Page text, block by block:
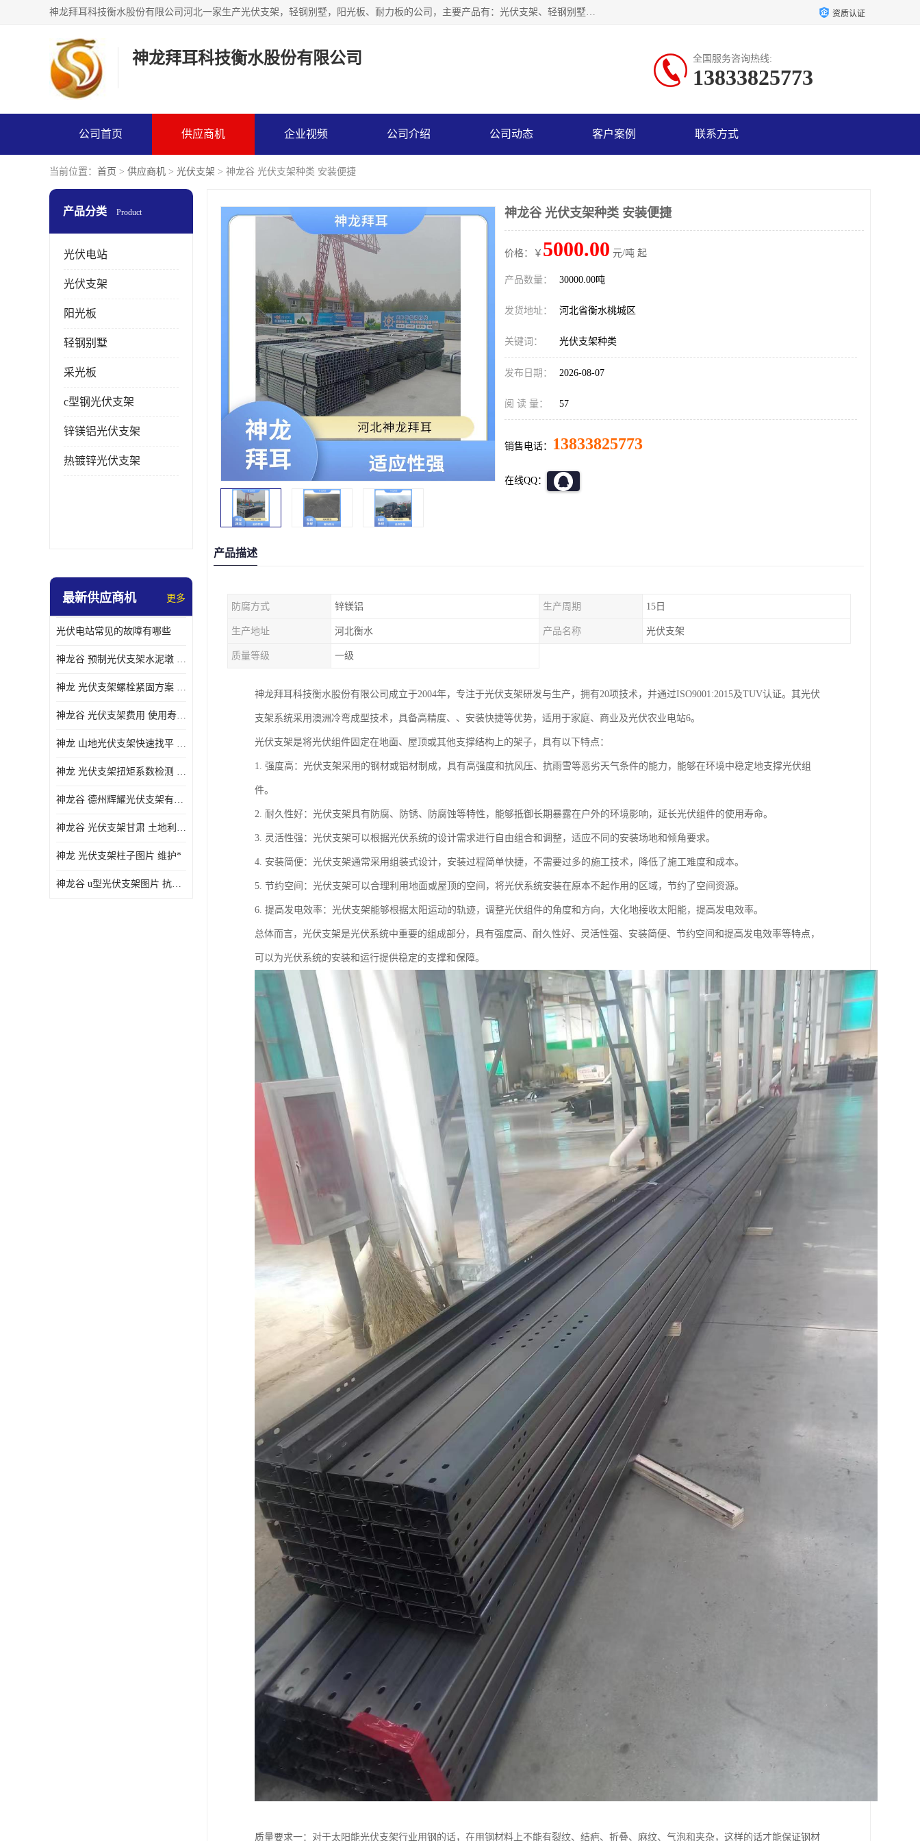
神龙拜耳科技衡水股份有限公司河北一家生产光伏支架，轻钢别墅，阳光板、耐力板的公司，主要产品有：光伏支架、轻钢别墅、阳光板、耐力板、采光板等，公司参与制定了多项标准。 资质认证
神龙拜耳科技衡水股份有限公司 全国服务咨询热线:
13833825773
公司首页 供应商机 企业视频 公司介绍 公司动态 客户案例 联系方式
当前位置： 首页 > 供应商机 > 光伏支架 > 神龙谷 光伏支架种类 安装便捷
产品分类 Product
光伏电站
光伏支架
阳光板
轻钢别墅
采光板
c型钢光伏支架
锌镁铝光伏支架
热镀锌光伏支架
最新供应商机 更多
光伏电站常见的故障有哪些
神龙谷 预制光伏支架水泥墩 抗震性能优
神龙 光伏支架螺栓紧固方案 土地利用率高
神龙谷 光伏支架费用 使用寿命长
神龙 山地光伏支架快速找平 抗风耐压
神龙 光伏支架扭矩系数检测 适应性强
神龙谷 德州辉耀光伏支架有限公司 材质多样
神龙谷 光伏支架甘肃 土地利用率高
神龙 光伏支架柱子图片 维护*
神龙谷 u型光伏支架图片 抗紫外线
神龙谷 光伏支架种类 安装便捷
价格：￥ 5000.00 元/吨 起
产品数量： 30000.00吨
发货地址： 河北省衡水桃城区
关键词： 光伏支架种类
发布日期： 2026-08-07
阅 读 量： 57
销售电话： 13833825773
在线QQ：
产品描述
防腐方式 锌镁铝 生产周期 15日
生产地址 河北衡水 产品名称 光伏支架
质量等级 一级
神龙拜耳科技衡水股份有限公司成立于2004年，专注于光伏支架研发与生产，拥有20项技术，并通过ISO9001:2015及TUV认证。其光伏
支架系统采用澳洲冷弯成型技术，具备高精度、、安装快捷等优势，适用于家庭、商业及光伏农业电站6。
光伏支架是将光伏组件固定在地面、屋顶或其他支撑结构上的架子，具有以下特点：
1. 强度高：光伏支架采用的钢材或铝材制成，具有高强度和抗风压、抗雨雪等恶劣天气条件的能力，能够在环境中稳定地支撑光伏组
件。
2. 耐久性好：光伏支架具有防腐、防锈、防腐蚀等特性，能够抵御长期暴露在户外的环境影响，延长光伏组件的使用寿命。
3. 灵活性强：光伏支架可以根据光伏系统的设计需求进行自由组合和调整，适应不同的安装场地和倾角要求。
4. 安装简便：光伏支架通常采用组装式设计，安装过程简单快捷，不需要过多的施工技术，降低了施工难度和成本。
5. 节约空间：光伏支架可以合理利用地面或屋顶的空间，将光伏系统安装在原本不起作用的区域，节约了空间资源。
6. 提高发电效率：光伏支架能够根据太阳运动的轨迹，调整光伏组件的角度和方向，大化地接收太阳能，提高发电效率。
总体而言，光伏支架是光伏系统中重要的组成部分，具有强度高、耐久性好、灵活性强、安装简便、节约空间和提高发电效率等特点，
可以为光伏系统的安装和运行提供稳定的支撑和保障。
质量要求一：对于太阳能光伏支架行业用钢的话，在用钢材料上不能有裂纹、结疤、折叠、麻纹、气泡和夹杂，这样的话才能保证钢材